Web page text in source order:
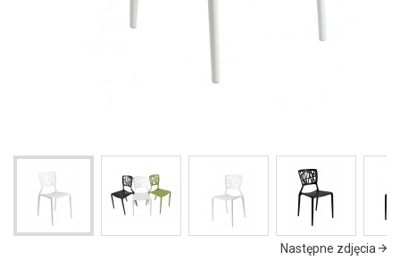
Następne zdjęcia